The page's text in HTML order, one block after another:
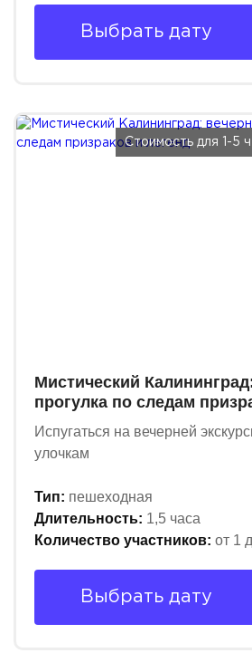
Выбрать дату
Мистический
прогулка по следам
Испугаться на вечерней
улочкам
Тип: пешеходная
Длительность: 1,5 часа
Количество участников: от 1
Стоимость для 1-5
Выбрать дату